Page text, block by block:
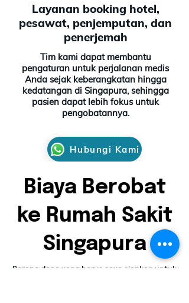
Layanan booking hotel,
pesawat, penjemputan, dan
penerjemah
Tim kami dapat membantu
pengaturan untuk perjalanan medis
Anda sejak keberangkatan hingga
kedatangan di Singapura, sehingga
pasien dapat lebih fokus untuk
pengobatannya.
Hubungi Kami
Biaya Berobat
ke Rumah Sakit
Singapura
Berapa dana yang harus saya siapkan untuk